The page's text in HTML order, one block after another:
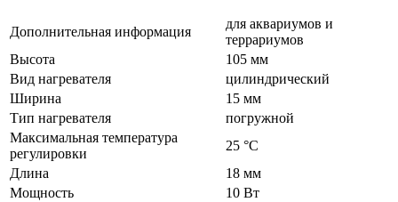
Дополнительная информация
для аквариумов и
террариумов
Высота
105 мм
Вид нагревателя
цилиндрический
Ширина
15 мм
Тип нагревателя
погружной
Максимальная температура
регулировки
25 °C
Длина
18 мм
Мощность
10 Вт